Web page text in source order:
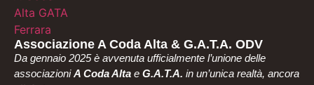
Associazione A Coda Alta & G.A.T.A. ODV
Da gennaio 2025 è avvenuta ufficialmente l’unione delle
associazioniA Coda Alta e G.A.T.A. in un’unica realtà, ancora